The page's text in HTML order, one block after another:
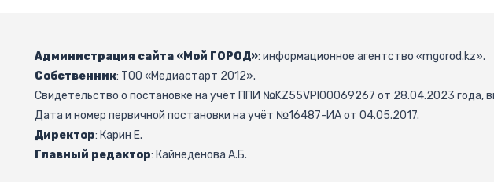
Администрация сайта «Мой ГОРОД»: информационное агентство «mgorod.kz».
Собственник: ТОО «Медиастарт 2012».
Свидетельство о постановке на учёт ППИ №KZ55VPI00069267 от 28.04.2023 года,
Дата и номер первичной постановки на учёт №16487-ИА от 04.05.2017.
Директор: Карин Е.
Главный редактор: Кайнеденова А.Б.